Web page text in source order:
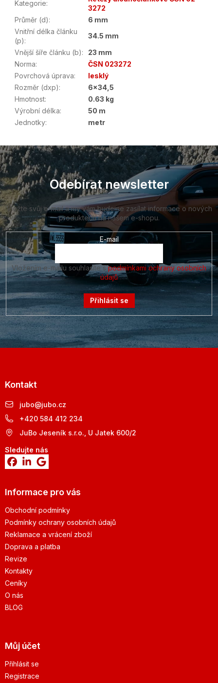
Kategorie:
3272
Průměr (d):
6 mm
Vnitřní délka článku
(p):
34.5 mm
Vnější šíře článku (b):
23 mm
Norma:
ČSN 023272
Povrchová úprava:
lesklý
Rozměr (dxp):
6x34,5
Hmotnost:
0.63 kg
Výrobní délka:
50 m
Jednotky: metr
Z
á
p
a
t
í
Odebírat newsletter
Vložte svůj e-mail a my vám budeme zasílat informace o nových
produktech na našem e-shopu.
E-mail
Vložením e-mailu souhlasíte spodmínkami ochrany osobních
údajů
Přihlásit se
Kontakt
jubo@jubo.cz
+420 584 412 234
JuBo Jeseník s.r.o., U Jatek 600/2
Sledujte nás
Informace pro vás
Obchodní podmínky
Podmínky ochrany osobních údajů
Reklamace a vrácení zboží
Doprava a platba
Revize
Kontakty
Ceníky
O nás
BLOG
Můj účet
Přihlásit se
Registrace